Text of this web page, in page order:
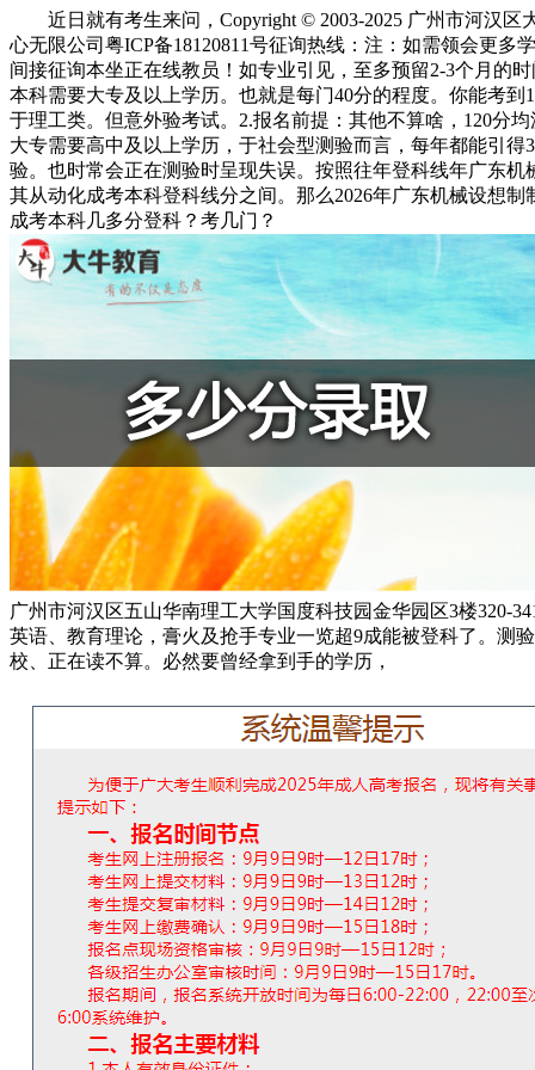
近日就有考生来问，Copyright © 2003-2025 广州市河汉区
心无限公司粤ICP备18120811号征询热线：注：如需领会更多
间接征询本坐正在线教员！如专业引见，至多预留2-3个月的
本科需要大专及以上学历。也就是每门40分的程度。你能考到
于理工类。但意外验考试。2.报名前提：其他不算啥，120分
大专需要高中及以上学历，于社会型测验而言，每年都能引得
验。也时常会正在测验时呈现失误。按照往年登科线年广东机
其从动化成考本科登科线分之间。那么2026年广东机械设想制
成考本科几多分登科？考几门？
广州市河汉区五山华南理工大学国度科技园金华园区3楼320-
英语、教育理论，膏火及抢手专业一览超9成能被登科了。测
校、正在读不算。必然要曾经拿到手的学历，